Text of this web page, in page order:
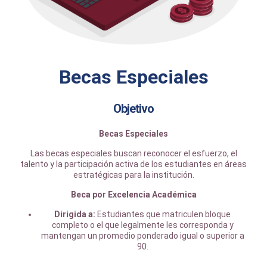
Becas Especiales
Objetivo
Becas Especiales
Las becas especiales buscan reconocer el esfuerzo, el
talento y la participación activa de los estudiantes en áreas
estratégicas para la institución.
Beca por Excelencia Académica
Dirigida a: Estudiantes que matriculen bloque
completo o el que legalmente les corresponda y
mantengan un promedio ponderado igual o superior a
90.